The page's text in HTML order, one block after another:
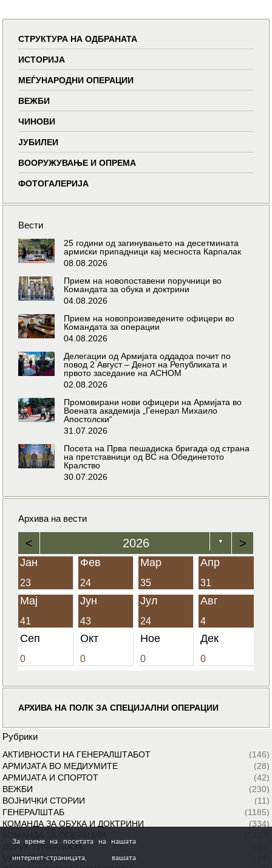
СТРУКТУРА НА ОДБРАНАТА
ИСТОРИЈА
МЕЃУНАРОДНИ ОПЕРАЦИИ
ВЕЖБИ
ЧИНОВИ
ЈУБИЛЕИ
ВООРУЖУВАЊЕ И ОПРЕМА
ФОТОГАЛЕРИЈА
Вести
25 години од загинувањето на десетмината
армиски припадници кај месноста Карпалак
08.08.2026
Прием на новопоставени поручници во
Командата за обука и доктрини
04.08.2026
Прием на новопроизведените офицери во
Командата за операции
04.08.2026
Делегации од Армијата оддадоа почит по
повод 2 Август – Денот на Републиката и
првото заседание на АСНОМ
02.08.2026
Промовирани нови офицери на Армијата во
Воената академија „Генерал Михаило
Апостолски“
31.07.2026
Посета на Прва пешадиска бригада од страна
на претставници од ВС на Обединетото
Кралство
30.07.2026
Архива на вести
< 2026 ▼ >
Јан
23
Фев
24
Мар
35
Апр
31
Мај
41
Јун
43
Јул
24
Авг
4
Сеп
0
Окт
0
Ное
0
Дек
0
АРХИВА НА ПОЛК ЗА СПЕЦИЈАЛНИ ОПЕРАЦИИ
Рубрики
АКТИВНОСТИ НА ГЕНЕРАЛШТАБОТ
(146)
АРМИЈАТА ВО МЕДИУМИТЕ
(28)
АРМИЈАТА И СПОРТОТ
(42)
ВЕЖБИ
(230)
ВОЈНИЧКИ СТОРИИ
(11)
ГЕНЕРАЛШТАБ
(1185)
КОМАНДА ЗА ОБУКА И ДОКТРИНИ
(334)
ЛОГИСТИЧКА БАЗА
МИРОВНИ МИСИИ
За време на посетата на нашата
интернет-страницата, вашата